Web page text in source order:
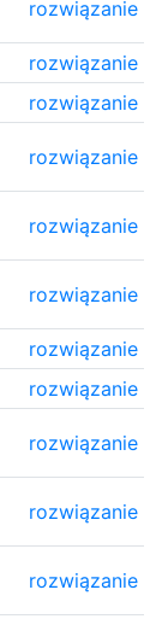
rozwiązanie
rozwiązanie
rozwiązanie
rozwiązanie
rozwiązanie
rozwiązanie
rozwiązanie
rozwiązanie
rozwiązanie
rozwiązanie
rozwiązanie